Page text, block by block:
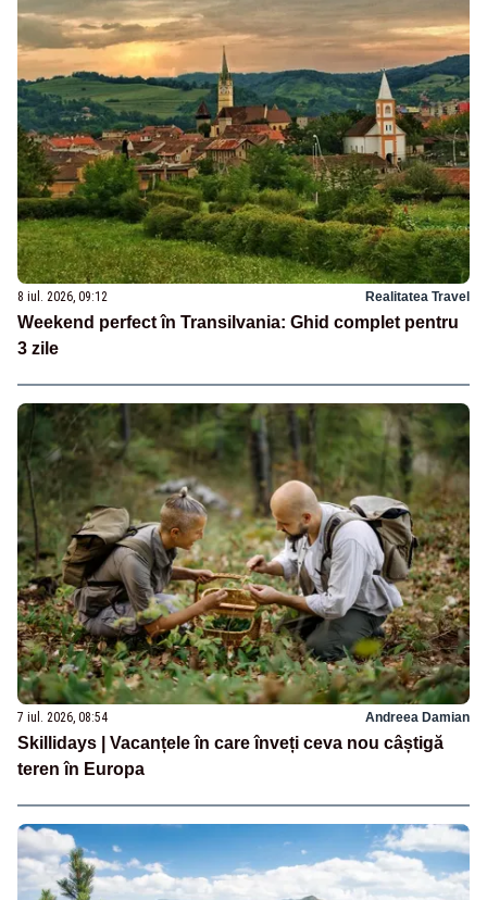
8 iul. 2026, 09:12 Realitatea Travel
Weekend perfect în Transilvania: Ghid complet pentru
3 zile
7 iul. 2026, 08:54 Andreea Damian
Skillidays | Vacanțele în care înveți ceva nou câștigă
teren în Europa